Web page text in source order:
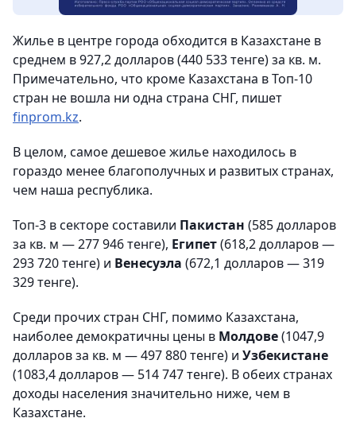
Жилье в центре города обходится в Казахстане в
среднем в 927,2 долларов (440 533 тенге) за кв. м.
Примечательно, что кроме Казахстана в Топ-10
стран не вошла ни одна страна СНГ, пишет
finprom.kz.
В целом, самое дешевое жилье находилось в
гораздо менее благополучных и развитых странах,
чем наша республика.
Топ-3 в секторе составили Пакистан (585 долларов
за кв. м — 277 946 тенге), Египет(618,2 долларов —
293 720 тенге) и Венесуэла (672,1 долларов — 319
329 тенге).
Среди прочих стран СНГ, помимо Казахстана,
наиболее демократичны цены в Молдове(1047,9
долларов за кв. м — 497 880 тенге) и Узбекистане
(1083,4 долларов — 514 747 тенге). В обеих странах
доходы населения значительно ниже, чем в
Казахстане.